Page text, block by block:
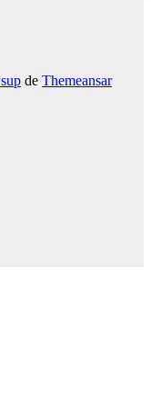
de Themeansar